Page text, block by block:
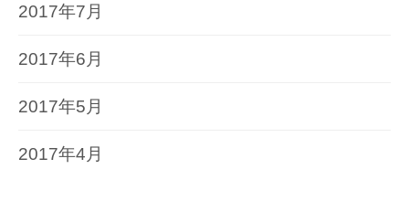
2017年7月
2017年6月
2017年5月
2017年4月